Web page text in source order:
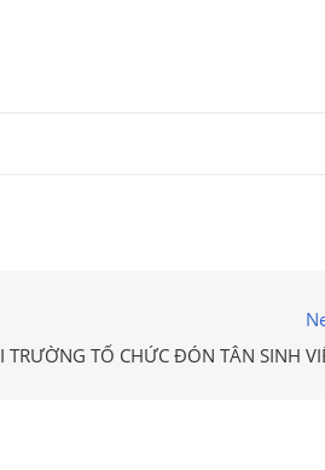
TỔ CHỨC ĐÓN TÂN SINH